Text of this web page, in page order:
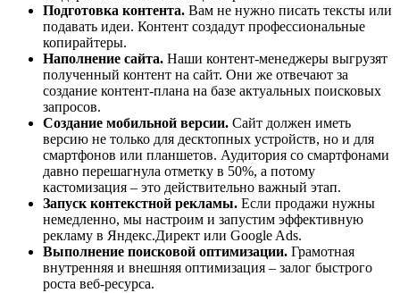
Подготовка контента. Вам не нужно писать тексты или
подавать идеи. Контент создадут профессиональные
копирайтеры.
Наполнение сайта. Наши контент-менеджеры выгрузят
полученный контент на сайт. Они же отвечают за
создание контент-плана на базе актуальных поисковых
запросов.
Создание мобильной версии. Сайт должен иметь
версию не только для десктопных устройств, но и для
смартфонов или планшетов. Аудитория со смартфонами
давно перешагнула отметку в 50%, а потому
кастомизация – это действительно важный этап.
Запуск контекстной рекламы. Если продажи нужны
немедленно, мы настроим и запустим эффективную
рекламу в Яндекс.Директ или Google Ads.
Выполнение поисковой оптимизации. Грамотная
внутренняя и внешняя оптимизация – залог быстрого
роста веб-ресурса.